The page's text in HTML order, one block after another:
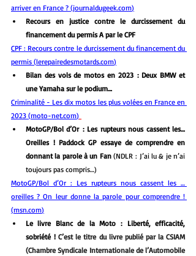
arriver en France ? (journaldugeek.com)
Recours en justice contre le durcissement du
financement du permis A par le CPF
CPF : Recours contre le durcissement du financement du
permis (lerepairedesmotards.com)
Bilan des vols de motos en 2023 : Deux BMW et
une Yamaha sur le podium…
Criminalité - Les dix motos les plus volées en France en
2023 (moto-net.com)
MotoGP/Bol d’Or : Les rupteurs nous cassent les…
Oreilles ! Paddock GP essaye de comprendre en
donnant la parole à un Fan (NDLR : J’ai lu & je n’ai
toujours pas compris…)
MotoGP/Bol d’Or : Les rupteurs nous cassent les …
oreilles ? On leur donne la parole pour comprendre !
(msn.com)
Le livre Blanc de la Moto : Liberté, efficacité,
sobriété ! C’est le titre du livre publié par la CSIAM
(Chambre Syndicale Internationale de l’Automobile